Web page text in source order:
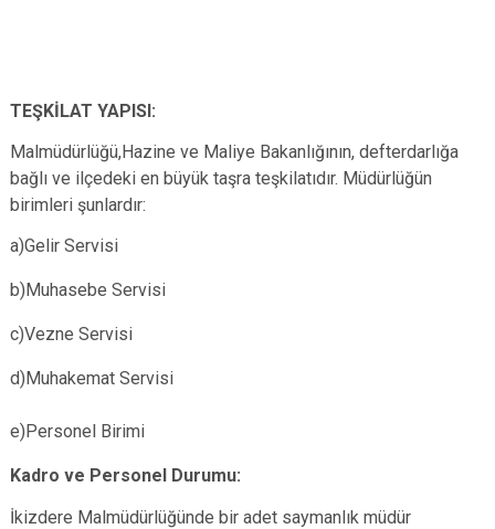
TEŞKİLAT YAPISI:
Malmüdürlüğü,Hazine ve Maliye Bakanlığının, defterdarlığa
bağlı ve ilçedeki en büyük taşra teşkilatıdır. Müdürlüğün
birimleri şunlardır:
a)Gelir Servisi
b)Muhasebe Servisi
c)Vezne Servisi
d)Muhakemat Servisi
e)Personel Birimi
Kadro ve Personel Durumu:
İkizdere Malmüdürlüğünde bir adet saymanlık müdür